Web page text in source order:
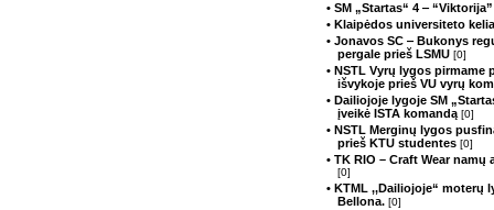
• SM „Startas“ 4 ‒
• Klaipėdos universiteto
• Jonavos SC ‒ Bukonys
pergale prieš LSMU [0]
• NSTL Vyrų lygos pirmame
išvykoje prieš VU vyrų
• Dailiojoje lygoje SM
įveikė ISTA komandą [0]
• NSTL Merginų lygos
prieš KTU studentes [0]
• TK RIO – Craft Wear namų
[0]
• KTML ,,Dailiojoje“ moterų
Bellona. [0]